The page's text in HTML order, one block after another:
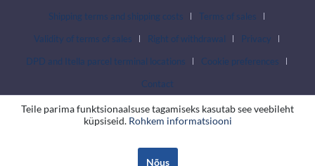
Shipping terms and shipping costs
Terms of sales
Validity of terms of sales
Right of withdrawal
Privacy
DPD and Itella parcel terminal locations
Cookie preferences
Contact
Teile parima funktsionaalsuse tagamiseks kasutab see veebileht
küpsiseid. Rohkem informatsiooni
Nõus